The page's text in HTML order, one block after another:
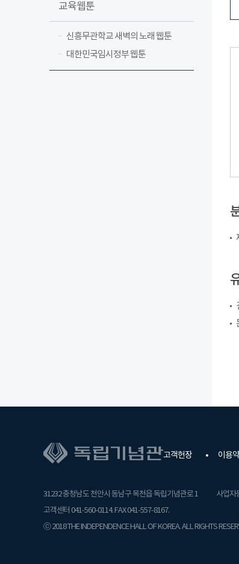
교육웹툰
신흥무관학교 새벽의 노래 웹툰
대한민국임시정부 웹툰
고객헌장 이용
31232 충청남도 천안시 동남구 목천읍 독립기념관로 1
사업자
고객센터 041-560-0114. FAX 041-557-8167.
ⓒ 2018 THE INDEPENDENCE HALL OF KOREA. ALL RIGHTS